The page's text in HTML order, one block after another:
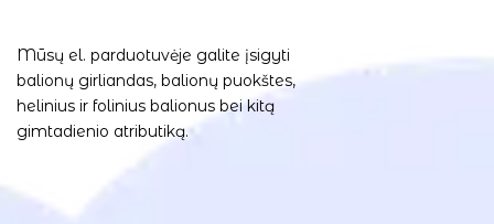
Mūsų el. parduotuvėje galite įsigyti
balionų girliandas, balionų puokštes,
helinius ir folinius balionus bei kitą
gimtadienio atributiką.